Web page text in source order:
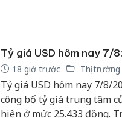
Tỷ giá USD hôm nay 7/
18 giờ trước Thị trường
Tỷ giá USD hôm nay 7/8/
công bố tỷ giá trung tâm
hiện ở mức 25.433 đồng.